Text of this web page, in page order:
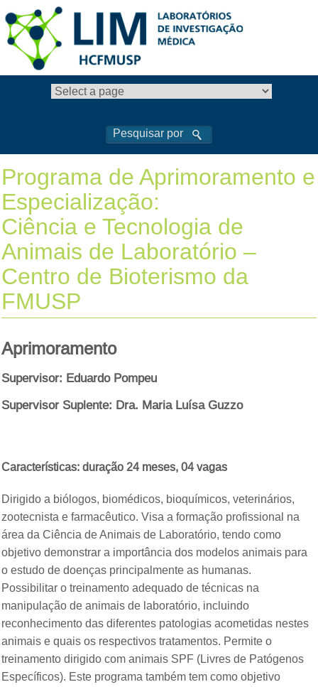
Programa de Aprimoramento e
Especialização:
Ciência e Tecnologia de
Animais de Laboratório –
Centro de Bioterismo da
FMUSP
Aprimoramento
Supervisor: Eduardo Pompeu
Supervisor Suplente: Dra. Maria Luísa Guzzo
Características: duração 24 meses, 04 vagas
Dirigido a biólogos, biomédicos, bioquímicos, veterinários,
zootecnista e farmacêutico. Visa a formação profissional na
área da Ciência de Animais de Laboratório, tendo como
objetivo demonstrar a importância dos modelos animais para
o estudo de doenças principalmente as humanas.
Possibilitar o treinamento adequado de técnicas na
manipulação de animais de laboratório, incluindo
reconhecimento das diferentes patologias acometidas nestes
animais e quais os respectivos tratamentos. Permite o
treinamento dirigido com animais SPF (Livres de Patógenos
Específicos). Este programa também tem como objetivo